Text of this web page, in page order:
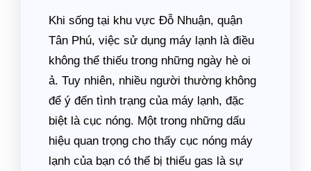
Khi sống tại khu vực Đỗ Nhuận, quận
Tân Phú, việc sử dụng máy lạnh là điều
không thể thiếu trong những ngày hè oi
ả. Tuy nhiên, nhiều người thường không
để ý đến tình trạng của máy lạnh, đặc
biệt là cục nóng. Một trong những dấu
hiệu quan trọng cho thấy cục nóng máy
lạnh của bạn có thể bị thiếu gas là sự